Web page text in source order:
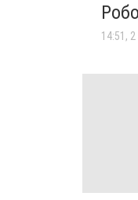
14:51,